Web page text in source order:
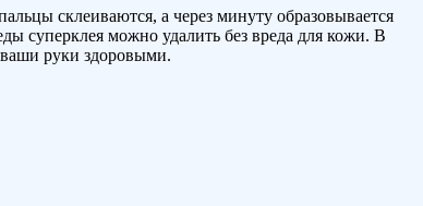
склеиваются, а через минуту образовывается
суперклея можно удалить без вреда для кожи. В
ваши руки здоровыми.